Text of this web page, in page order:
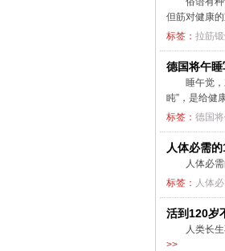
但筋对健康
标签： 拉筋
德国将午
睡午觉
盹”，是给健
标签： 德国
人体必需
人体必
标签： 人体
活到120岁
人类长
>>